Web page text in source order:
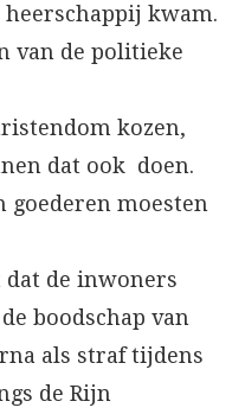
kwam.
van de politieke
kozen,
dat ook doen.
goederen moesten
dat de inwoners
boodschap van
als straf tijdens
de Rijn